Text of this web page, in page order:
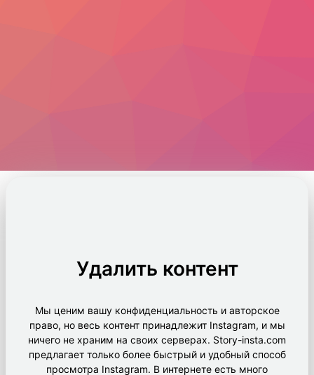
Удалить контент
Мы ценим вашу конфиденциальность и авторское
право, но весь контент принадлежит Instagram, и мы
ничего не храним на своих серверах. Story-insta.com
предлагает только более быстрый и удобный способ
просмотра Instagram. В интернете есть много